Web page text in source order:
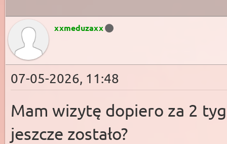
xxmeduzaxx
07-05-2026, 11:48
Mam wizytę dopiero za 2
jeszcze zostało?